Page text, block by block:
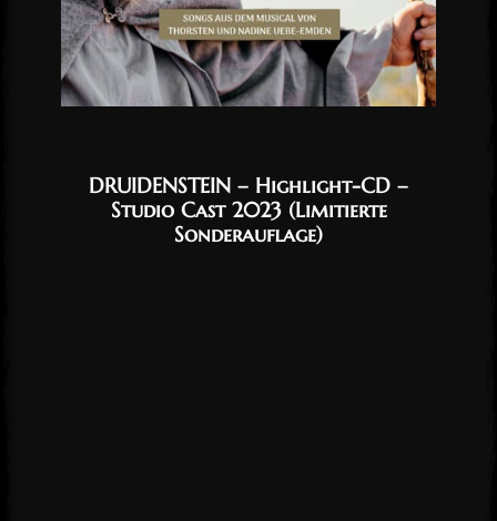
DRUIDENSTEIN – Highlight-CD –
Studio Cast 2023 (Limitierte
Sonderauflage)